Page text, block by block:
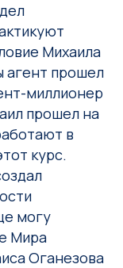
Михаила
агент прошел
миллионер
прошел на
в
курс.
могу
Мира
Оганезова